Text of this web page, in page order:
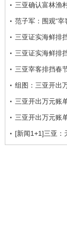
三亚确认富林渔
范子军：围观“宰
三亚证实海鲜排
三亚证实海鲜排
三亚宰客排挡春
组图：三亚开出
三亚开出万元账
三亚开出万元账
[新闻1+1]三亚：